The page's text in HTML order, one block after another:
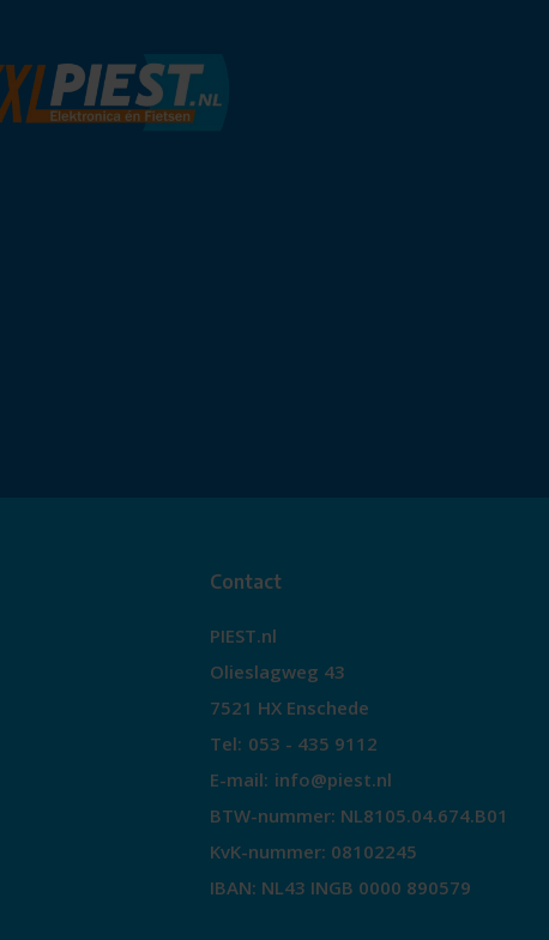
Contact
PIEST.nl
Olieslagweg 43
7521 HX Enschede
Tel: 053 - 435 9112
E-mail: info@piest.nl
BTW-nummer: NL8105.04.674.B01
KvK-nummer: 08102245
IBAN: NL43 INGB 0000 890579